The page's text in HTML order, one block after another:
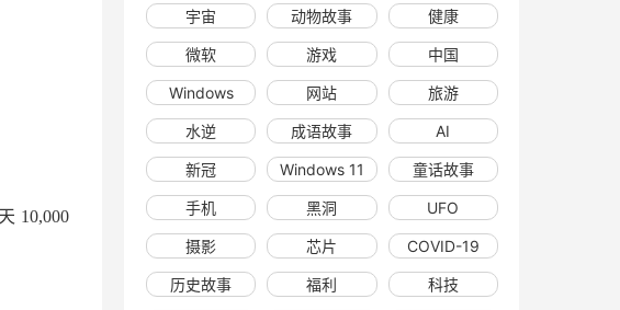
10,000
宇宙 动物故事 健康
微软 游戏 中国
Windows 网站 旅游
水逆 成语故事 AI
新冠 Windows 11 童话故事
手机 黑洞 UFO
摄影 芯片 COVID-19
历史故事 福利 科技